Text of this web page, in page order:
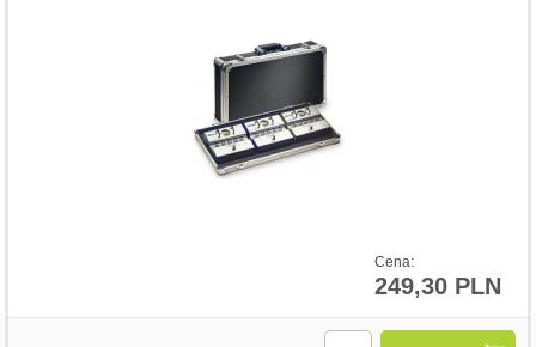
Cena:
249,30 PLN